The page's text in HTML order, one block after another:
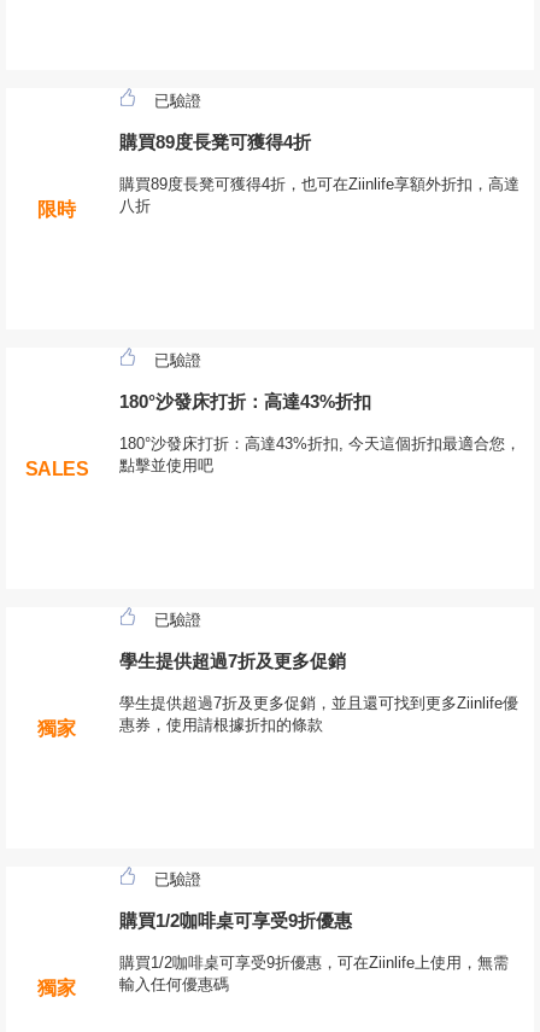
限時
已驗證
購買89度長凳可獲得4折
購買89度長凳可獲得4折，也可在Ziinlife享額外折扣，高達
八折
SALES
已驗證
180°沙發床打折：高達43%折扣
180°沙發床打折：高達43%折扣, 今天這個折扣最適合您，
點擊並使用吧
獨家
已驗證
學生提供超過7折及更多促銷
學生提供超過7折及更多促銷，並且還可找到更多Ziinlife優
惠券，使用請根據折扣的條款
獨家
已驗證
購買1/2咖啡桌可享受9折優惠
購買1/2咖啡桌可享受9折優惠，可在Ziinlife上使用，無需
輸入任何優惠碼